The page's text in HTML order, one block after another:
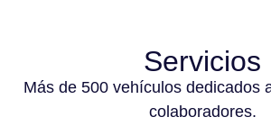
Servicios
Más de 500 vehículos dedicados
colaboradores.